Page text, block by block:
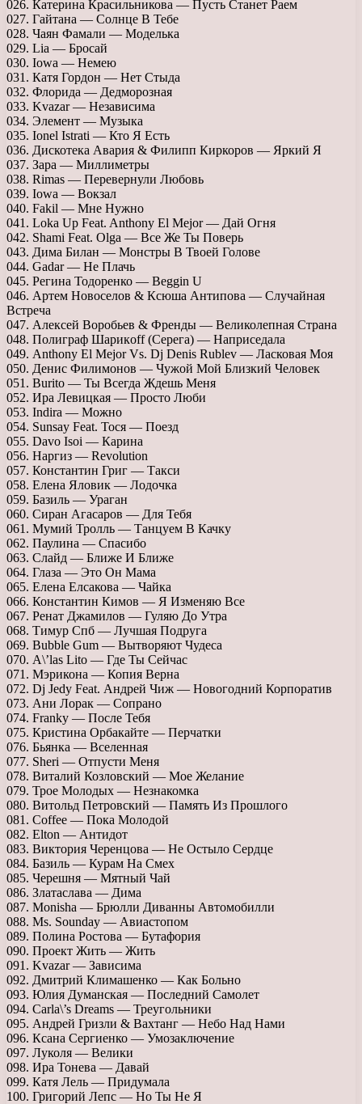
026. Катерина Красильникова — Пусть Станет Раем
027. Гайтана — Солнце В Тебе
028. Чаян Фамали — Моделька
029. Lia — Бросай
030. Iowa — Немею
031. Катя Гордон — Нет Стыда
032. Флорида — Дедморозная
033. Kvazar — Независима
034. Элемент — Музыка
035. Ionel Istrati — Кто Я Есть
036. Дискотека Авария & Филипп Киркоров — Яркий Я
037. Зара — Миллиметры
038. Rimas — Перевернули Любовь
039. Iowa — Вокзал
040. Fakil — Мне Нужно
041. Loka Up Feat. Anthony El Mejor — Дай Огня
042. Shami Feat. Olga — Все Же Ты Поверь
043. Дима Билан — Монстры В Твоей Голове
044. Gadar — Не Плачь
045. Регина Тодоренко — Beggin U
046. Артем Новоселов & Ксюша Антипова — Случайная
Встреча
047. Алексей Воробьев & Френды — Великолепная Страна
048. Полиграф Шарикoff (Серега) — Наприседала
049. Anthony El Mejor Vs. Dj Denis Rublev — Ласковая Моя
050. Денис Филимонов — Чужой Мой Близкий Человек
051. Burito — Ты Всегда Ждешь Меня
052. Ира Левицкая — Просто Люби
053. Indira — Можно
054. Sunsay Feat. Тося — Поезд
055. Davo Isoi — Карина
056. Наргиз — Revolution
057. Константин Григ — Такси
058. Елена Яловик — Лодочка
059. Базиль — Ураган
060. Сиран Агасаров — Для Тебя
061. Мумий Тролль — Танцуем В Качку
062. Паулина — Спасибо
063. Слайд — Ближе И Ближе
064. Глаза — Это Он Мама
065. Елена Елсакова — Чайка
066. Константин Кимов — Я Изменяю Все
067. Ренат Джамилов — Гуляю До Утра
068. Тимур Спб — Лучшая Подруга
069. Bubble Gum — Вытворяют Чудеса
070. A\’las Lito — Где Ты Сейчас
071. Мэрикона — Копия Верна
072. Dj Jedy Feat. Андрей Чиж — Новогодний Корпоратив
073. Ани Лорак — Сопрано
074. Franky — После Тебя
075. Кристина Орбакайте — Перчатки
076. Бьянка — Вселенная
077. Sheri — Отпусти Меня
078. Виталий Козловский — Мое Желание
079. Трое Молодых — Незнакомка
080. Витольд Петровский — Память Из Прошлого
081. Coffee — Пока Молодой
082. Elton — Антидот
083. Виктория Черенцова — Не Остыло Сердце
084. Базиль — Курам На Смех
085. Черешня — Мятный Чай
086. Златаслава — Дима
087. Monisha — Брюлли Диванны Автомобилли
088. Ms. Sounday — Авиастопом
089. Полина Ростова — Бутафория
090. Проект Жить — Жить
091. Kvazar — Зависима
092. Дмитрий Климашенко — Как Больно
093. Юлия Думанская — Последний Самолет
094. Carla\’s Dreams — Треугольники
095. Андрей Гризли & Вахтанг — Небо Над Нами
096. Ксана Сергиенко — Умозаключение
097. Луколя — Велики
098. Ира Тонева — Давай
099. Катя Лель — Придумала
100. Григорий Лепс — Но Ты Не Я